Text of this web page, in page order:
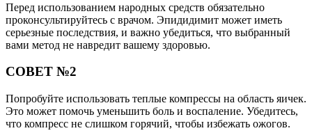
Перед использованием народных средств обязательно
проконсультируйтесь с врачом. Эпидидимит может иметь
серьезные последствия, и важно убедиться, что выбранный
вами метод не навредит вашему здоровью.
СОВЕТ №2
Попробуйте использовать теплые компрессы на область яичек.
Это может помочь уменьшить боль и воспаление. Убедитесь,
что компресс не слишком горячий, чтобы избежать ожогов.